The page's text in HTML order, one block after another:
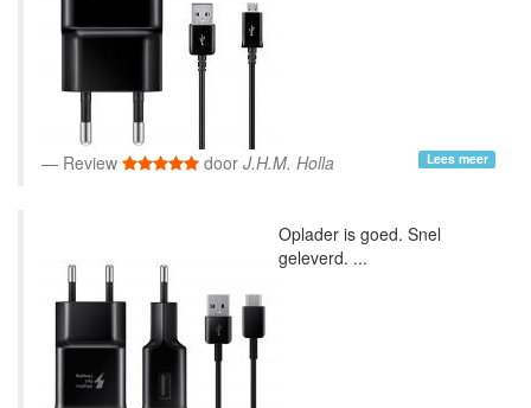
Review door J.H.M. Holla Lees meer
Oplader is goed. Snel
geleverd. ...